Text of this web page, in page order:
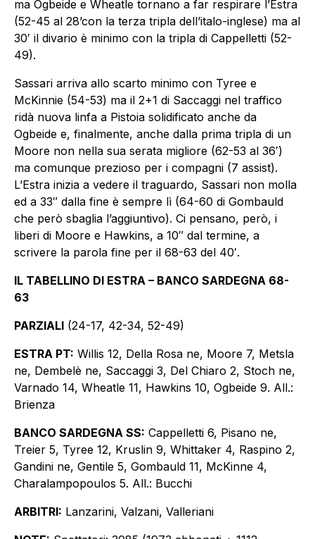
ma Ogbeide e Wheatle tornano a far respirare l’Estra
(52-45 al 28’con la terza tripla dell’italo-inglese) ma al
30′ il divario è minimo con la tripla di Cappelletti (52-
49).
Sassari arriva allo scarto minimo con Tyree e
McKinnie (54-53) ma il 2+1 di Saccaggi nel traffico
ridà nuova linfa a Pistoia solidificato anche da
Ogbeide e, finalmente, anche dalla prima tripla di un
Moore non nella sua serata migliore (62-53 al 36′)
ma comunque prezioso per i compagni (7 assist).
L’Estra inizia a vedere il traguardo, Sassari non molla
ed a 33″ dalla fine è sempre lì (64-60 di Gombauld
che però sbaglia l’aggiuntivo). Ci pensano, però, i
liberi di Moore e Hawkins, a 10″ dal termine, a
scrivere la parola fine per il 68-63 del 40′.
IL TABELLINO DI ESTRA – BANCO SARDEGNA 68-
63
PARZIALI (24-17, 42-34, 52-49)
ESTRA PT: Willis 12, Della Rosa ne, Moore 7, Metsla
ne, Dembelè ne, Saccaggi 3, Del Chiaro 2, Stoch ne,
Varnado 14, Wheatle 11, Hawkins 10, Ogbeide 9. All.:
Brienza
BANCO SARDEGNA SS: Cappelletti 6, Pisano ne,
Treier 5, Tyree 12, Kruslin 9, Whittaker 4, Raspino 2,
Gandini ne, Gentile 5, Gombauld 11, McKinne 4,
Charalampopoulos 5. All.: Bucchi
ARBITRI: Lanzarini, Valzani, Valleriani